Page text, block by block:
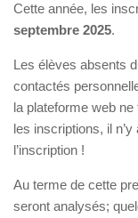
Cette année, les
septembre 2025.
Les élèves absents
contactés
la plateforme web ne
les inscriptions, il
l’inscription !
Au terme de cette
seront analysés;